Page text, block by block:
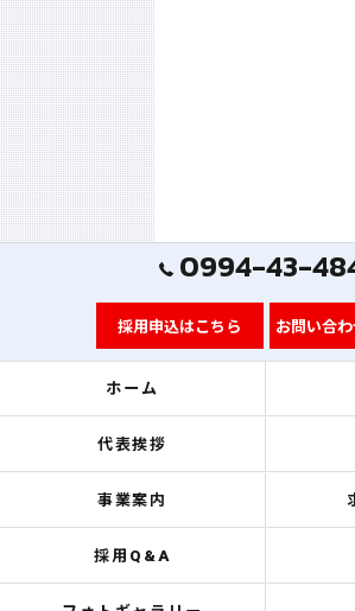
0994-43-
採用申込はこちら お問い合
ホーム
代表挨拶
事業案内
採用Q&A